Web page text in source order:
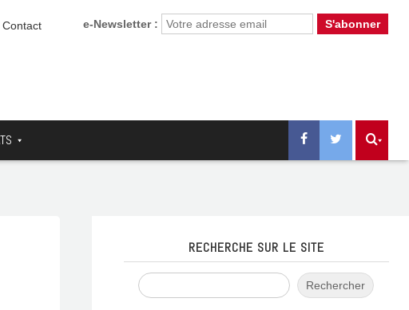
e-Newsletter :
Contact
RECHERCHE SUR LE SITE